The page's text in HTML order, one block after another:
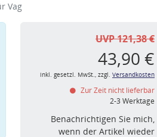
Vag
UVP 121,38 €
43,90 €
inkl. gesetzl. MwSt., zzgl. Versandkosten
Zur Zeit nicht lieferbar
2-3 Werktage
Benachrichtigen Sie mich,
wenn der Artikel wieder